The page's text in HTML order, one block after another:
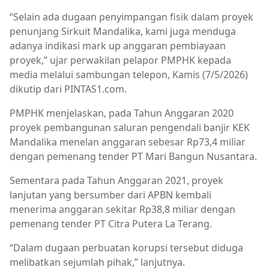
“Selain ada dugaan penyimpangan fisik dalam proyek
penunjang Sirkuit Mandalika, kami juga menduga
adanya indikasi mark up anggaran pembiayaan
proyek,” ujar perwakilan pelapor PMPHK kepada
media melalui sambungan telepon, Kamis (7/5/2026)
dikutip dari PINTAS1.com.
PMPHK menjelaskan, pada Tahun Anggaran 2020
proyek pembangunan saluran pengendali banjir KEK
Mandalika menelan anggaran sebesar Rp73,4 miliar
dengan pemenang tender PT Mari Bangun Nusantara.
Sementara pada Tahun Anggaran 2021, proyek
lanjutan yang bersumber dari APBN kembali
menerima anggaran sekitar Rp38,8 miliar dengan
pemenang tender PT Citra Putera La Terang.
“Dalam dugaan perbuatan korupsi tersebut diduga
melibatkan sejumlah pihak,” lanjutnya.